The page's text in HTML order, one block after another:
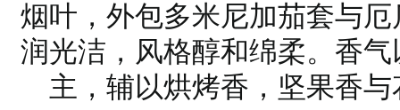
烟叶，外包多米尼加茄套与
润光洁，风格醇和绵柔。香
主，辅以烘烤香，坚果香